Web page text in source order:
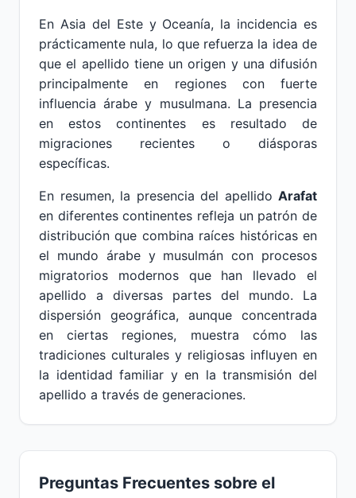
En Asia del Este y Oceanía, la incidencia es
prácticamente nula, lo que refuerza la idea de
que el apellido tiene un origen y una difusión
principalmente en regiones con fuerte
influencia árabe y musulmana. La presencia
en estos continentes es resultado de
migraciones recientes o diásporas
específicas.
En resumen, la presencia del apellido Arafat
en diferentes continentes refleja un patrón de
distribución que combina raíces históricas en
el mundo árabe y musulmán con procesos
migratorios modernos que han llevado el
apellido a diversas partes del mundo. La
dispersión geográfica, aunque concentrada
en ciertas regiones, muestra cómo las
tradiciones culturales y religiosas influyen en
la identidad familiar y en la transmisión del
apellido a través de generaciones.
Preguntas Frecuentes sobre el